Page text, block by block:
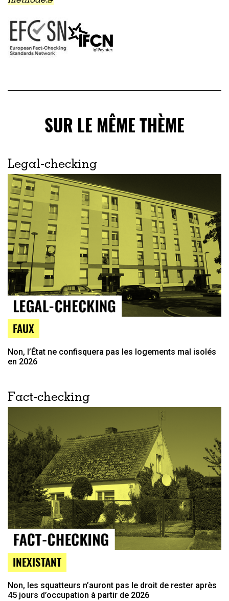
SUR LE MÊME THÈME
Legal-checking
FAUX
Non, l’État ne confisquera pas les logements mal isolés
en 2026
Fact-checking
INEXISTANT
Non, les squatteurs n’auront pas le droit de rester après
45 jours d’occupation à partir de 2026